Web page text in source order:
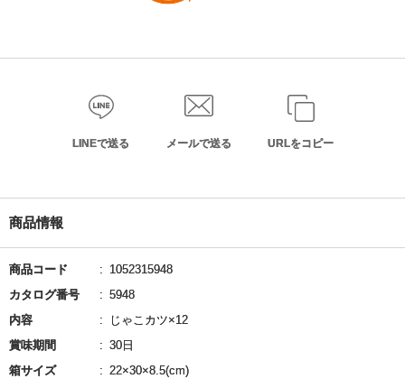
LINEで送る メールで送る URLをコピー
商品情報
商品コード
1052315948
カタログ番号
5948
内容
じゃこカツ×12
賞味期間
30日
箱サイズ
22×30×8.5(cm)